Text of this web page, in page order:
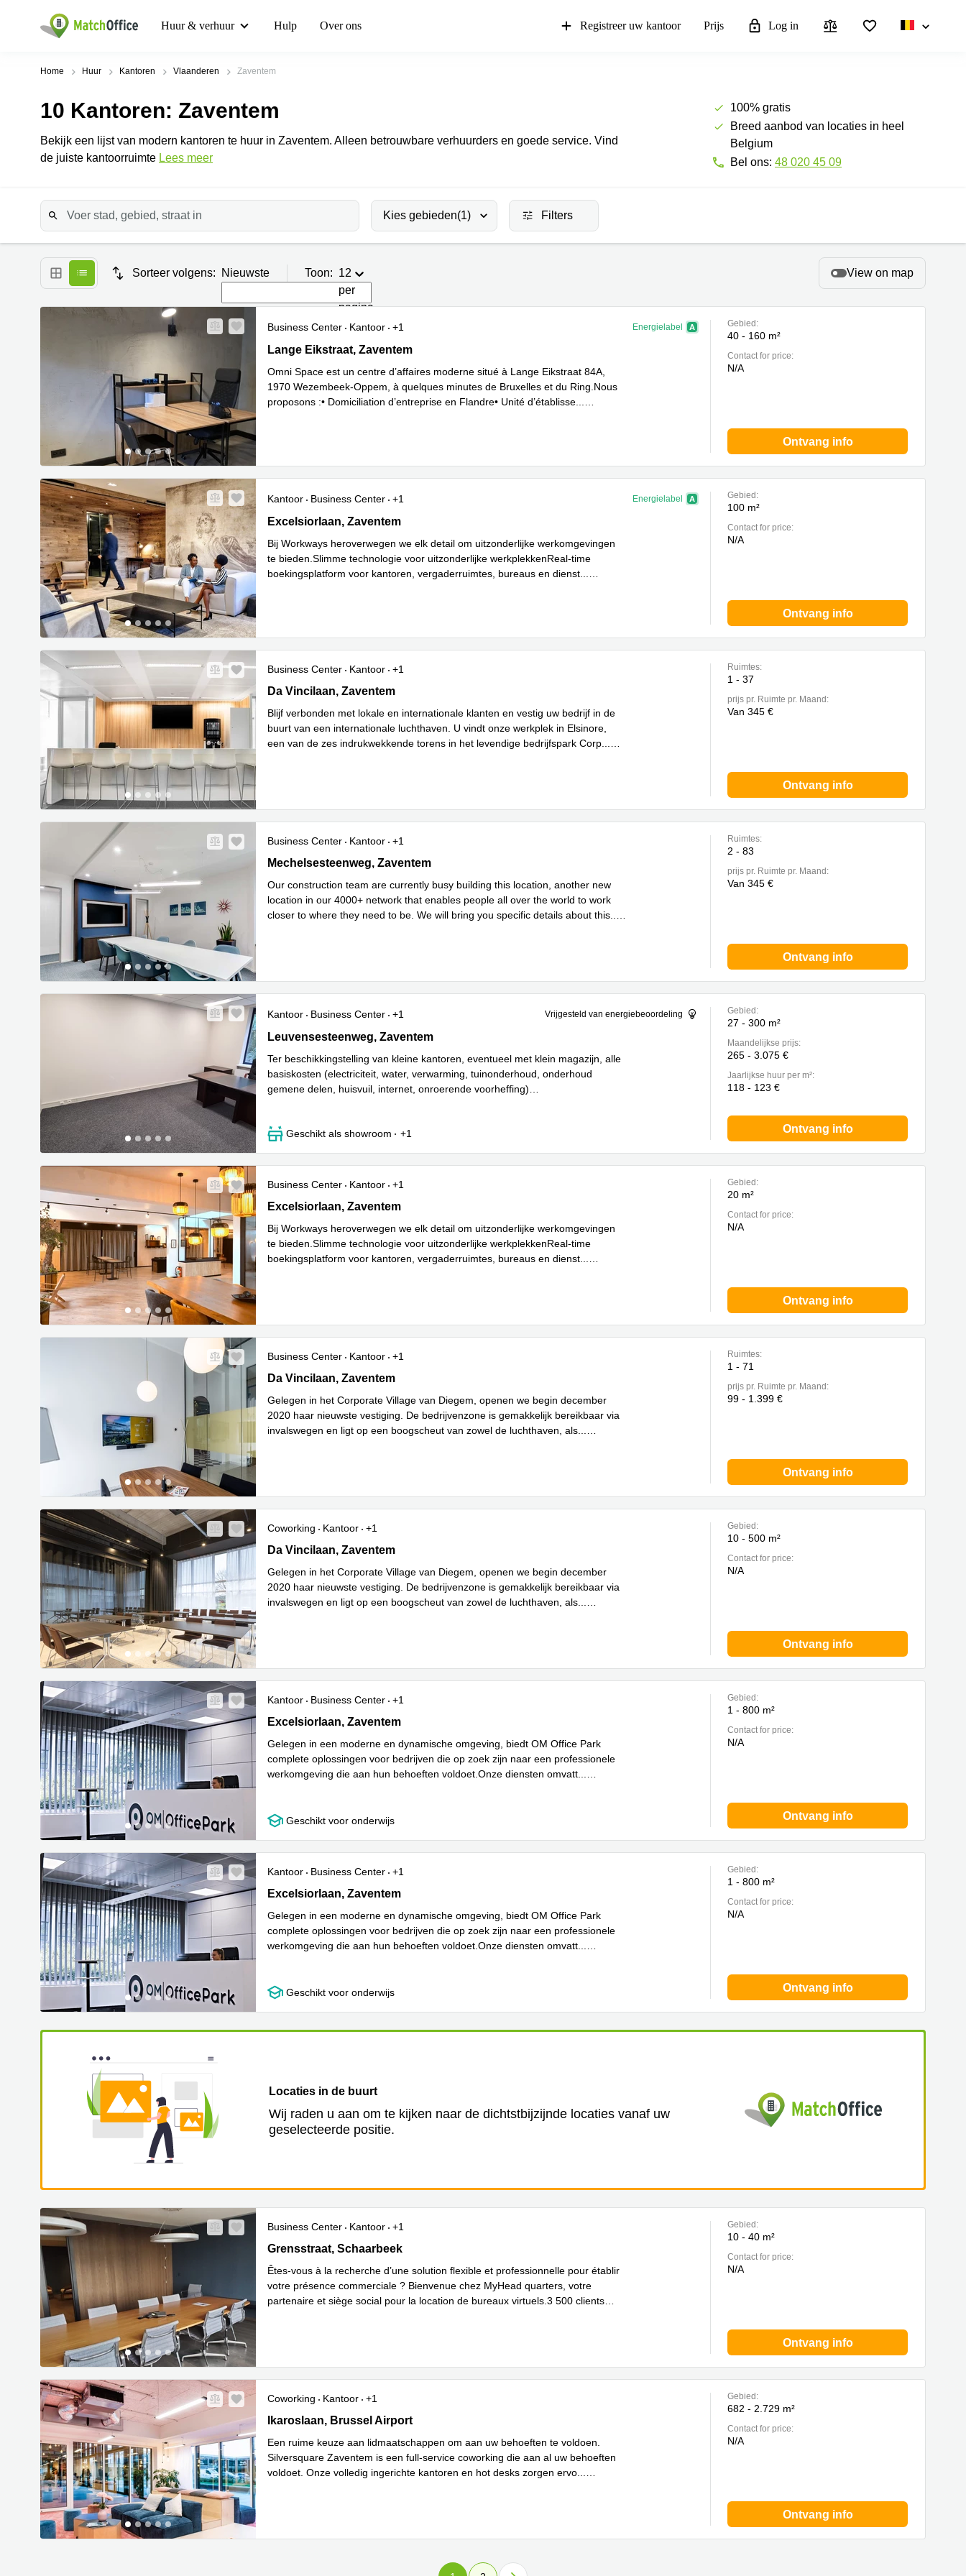
Huur & verhuur Hulp Over ons Registreer uw kantoor Prijs Log in
Home Huur Kantoren Vlaanderen Zaventem
10 Kantoren: Zaventem
Bekijk een lijst van modern kantoren te huur in Zaventem. Alleen betrouwbare verhuurders en goede service. Vind
de juiste kantoorruimte Lees meer
100% gratis
Breed aanbod van locaties in heel
Belgium
Bel ons: 48 020 45 09
Kies gebieden(1) Filters
Sorteer volgens: Nieuwste Toon: 12
per
pagina
View on map
Business Center Kantoor +1 Energielabel
Lange Eikstraat 84a, Zaventem
Lange Eikstraat, Zaventem
Omni Space est un centre d’affaires moderne situé à Lange Eikstraat 84A,
1970 Wezembeek-Oppem, à quelques minutes de Bruxelles et du Ring.Nous
proposons :• Domiciliation d’entreprise en Flandre• Unité d’établisse
Gebied:
40 - 160 m²
Contact for price:
N/A
Ontvang info
Kantoor Business Center +1 Energielabel
Excelsiorlaan 6, Zaventem
Excelsiorlaan, Zaventem
Bij Workways heroverwegen we elk detail om uitzonderlijke werkomgevingen
te bieden.Slimme technologie voor uitzonderlijke werkplekkenReal-time
boekingsplatform voor kantoren, vergaderruimtes, bureaus en dienst
Gebied:
100 m²
Contact for price:
N/A
Ontvang info
Business Center Kantoor
+1
Da Vincilaan 9, Zaventem
Da Vincilaan, Zaventem
Blijf verbonden met lokale en internationale klanten en vestig uw bedrijf in de
buurt van een internationale luchthaven. U vindt onze werkplek in Elsinore,
een van de zes indrukwekkende torens in het levendige bedrijfspark Corp
Ruimtes:
1 - 37
prijs pr. Ruimte pr. Maand:
Van 345 €
Ontvang info
Business Center Kantoor
+1
Mechelsesteenweg 412, Zaventem
Mechelsesteenweg, Zaventem
Our construction team are currently busy building this location, another new
location in our 4000+ network that enables people all over the world to work
closer to where they need to be. We will bring you specific details about this
Ruimtes:
2 - 83
prijs pr. Ruimte pr. Maand:
Van 345 €
Ontvang info
Kantoor Business Center +1 Vrijgesteld van energiebeoordeling
Leuvensesteenweg 394, Zaventem
Leuvensesteenweg, Zaventem
Geschikt als showroom +1
Ter beschikkingstelling van kleine kantoren, eventueel met klein magazijn, alle
basiskosten (electriciteit, water, verwarming, tuinonderhoud, onderhoud
gemene delen, huisvuil, internet, onroerende voorheffing)
Gebied:
27 - 300 m²
Maandelijkse prijs:
265 - 3.075 €
Jaarlijkse huur per m²:
118 - 123 €
Ontvang info
Business Center Kantoor
+1
Excelsiorlaan 8, Zaventem
Excelsiorlaan, Zaventem
Bij Workways heroverwegen we elk detail om uitzonderlijke werkomgevingen
te bieden.Slimme technologie voor uitzonderlijke werkplekkenReal-time
boekingsplatform voor kantoren, vergaderruimtes, bureaus en dienst
Gebied:
20 m²
Contact for price:
N/A
Ontvang info
Business Center Kantoor
+1
Da Vincilaan 2, Zaventem
Da Vincilaan, Zaventem
Gelegen in het Corporate Village van Diegem, openen we begin december
2020 haar nieuwste vestiging. De bedrijvenzone is gemakkelijk bereikbaar via
invalswegen en ligt op een boogscheut van zowel de luchthaven, als
Ruimtes:
1 - 71
prijs pr. Ruimte pr. Maand:
99 - 1.399 €
Ontvang info
Coworking Kantoor
+1
Da Vincilaan 2, Zaventem
Da Vincilaan, Zaventem
Gelegen in het Corporate Village van Diegem, openen we begin december
2020 haar nieuwste vestiging. De bedrijvenzone is gemakkelijk bereikbaar via
invalswegen en ligt op een boogscheut van zowel de luchthaven, als
Gebied:
10 - 500 m²
Contact for price:
N/A
Ontvang info
Kantoor Business Center
+1
Excelsiorlaan, Zaventem
Excelsiorlaan, Zaventem
Geschikt voor onderwijs
Gelegen in een moderne en dynamische omgeving, biedt OM Office Park
complete oplossingen voor bedrijven die op zoek zijn naar een professionele
werkomgeving die aan hun behoeften voldoet.Onze diensten omvatt
Gebied:
1 - 800 m²
Contact for price:
N/A
Ontvang info
Kantoor Business Center
+1
Excelsiorlaan, Zaventem
Excelsiorlaan, Zaventem
Geschikt voor onderwijs
Gelegen in een moderne en dynamische omgeving, biedt OM Office Park
complete oplossingen voor bedrijven die op zoek zijn naar een professionele
werkomgeving die aan hun behoeften voldoet.Onze diensten omvatt
Gebied:
1 - 800 m²
Contact for price:
N/A
Ontvang info
Locaties in de buurt
Wij raden u aan om te kijken naar de dichtstbijzijnde locaties vanaf uw
geselecteerde positie.
Business Center Kantoor
+1
Grensstraat, Schaarbeek
Grensstraat, Schaarbeek
Êtes-vous à la recherche d’une solution flexible et professionnelle pour établir
votre présence commerciale ? Bienvenue chez MyHead quarters, votre
partenaire et siège social pour la location de bureaux virtuels.3 500 clients
Gebied:
10 - 40 m²
Contact for price:
N/A
Ontvang info
Coworking Kantoor
+1
Ikaroslaan 1, Brussel Airport
Ikaroslaan, Brussel Airport
Een ruime keuze aan lidmaatschappen om aan uw behoeften te voldoen.
Silversquare Zaventem is een full-service coworking die aan al uw behoeften
voldoet. Onze volledig ingerichte kantoren en hot desks zorgen ervo
Gebied:
682 - 2.729 m²
Contact for price:
N/A
Ontvang info